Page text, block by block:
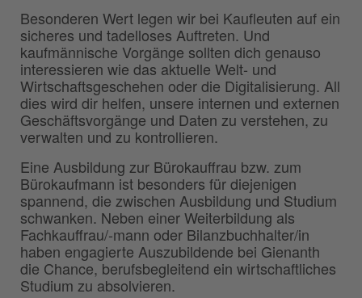
Besonderen Wert legen wir bei Kaufleuten auf ein
sicheres und tadelloses Auftreten. Und
kaufmännische Vorgänge sollten dich genauso
interessieren wie das aktuelle Welt- und
Wirtschaftsgeschehen oder die Digitalisierung. All
dies wird dir helfen, unsere internen und externen
Geschäftsvorgänge und Daten zu verstehen, zu
verwalten und zu kontrollieren.
Eine Ausbildung zur Bürokauffrau bzw. zum
Bürokaufmann ist besonders für diejenigen
spannend, die zwischen Ausbildung und Studium
schwanken. Neben einer Weiterbildung als
Fachkauffrau/-mann oder Bilanzbuchhalter/in
haben engagierte Auszubildende bei Gienanth
die Chance, berufsbegleitend ein wirtschaftliches
Studium zu absolvieren.